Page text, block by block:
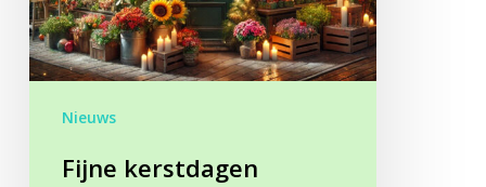
Nieuws
Fijne kerstdagen